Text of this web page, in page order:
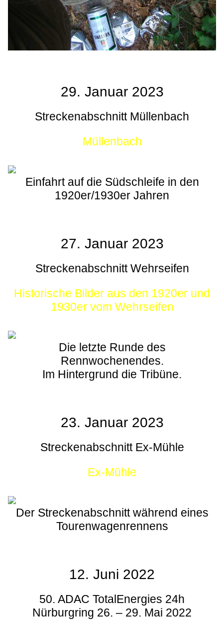
29. Januar 2023
Streckenabschnitt Müllenbach
Müllenbach
Einfahrt auf die Südschleife in den
1920er/1930er Jahren
27. Januar 2023
Streckenabschnitt Wehrseifen
Historische Bilder aus den 1920er und
1930er vom Wehrseifen
Die letzte Runde des
Rennwochenendes.
Im Hintergrund die Tribüne.
23. Januar 2023
Streckenabschnitt Ex-Mühle
Ex-Mühle
Der Streckenabschnitt während eines
Tourenwagenrennens
12. Juni 2022
50. ADAC TotalEnergies 24h
Nürburgring 26. – 29. Mai 2022